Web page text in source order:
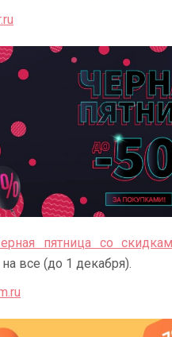
пятница со
все (до 1 декабря).